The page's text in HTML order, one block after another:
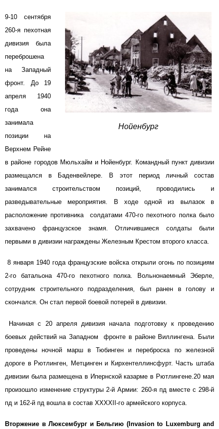
Нойенбург
9-10 сентября
260-я пехотная
дивизия была
переброшена
на Западный
фронт. До 19
апреля 1940
года она
занимала
позиции на
Верхнем Рейне
в районе городов Мюльхайм и Нойенбург. Командный пункт дивизии
размещался в Баденвейлере. В этот период личный состав
занимался строительством позиций, проводились и
разведывательные мероприятия. В ходе одной из вылазок в
расположение противника солдатами 470-го пехотного полка было
захвачено французское знамя. Отличившиеся солдаты были
первыми в дивизии награждены Железным Крестом второго класса.
8 января 1940 года французские войска открыли огонь по позициям
2-го батальона 470-го пехотного полка. Вольнонаемный Эберле,
сотрудник строительного подразделения, был ранен в голову и
скончался. Он стал первой боевой потерей в дивизии.
Начиная с 20 апреля дивизия начала подготовку к проведению
боевых действий на Западном фронте в районе Виллингена. Были
проведены ночной марш в Тюбинген и переброска по железной
дороге в Рютлинген, Метцинген и Кирхентеллинсфурт. Часть штаба
дивизии была размещена в Ипернской казарме в Рютлингене.20 мая
произошло изменение структуры 2-й Армии: 260-я пд вместе с 298-й
пд и 162-й пд вошла в состав XXXXII-го армейского корпуса.
Вторжение в Люксембург и Бельгию (Invasion to Luxemburg and